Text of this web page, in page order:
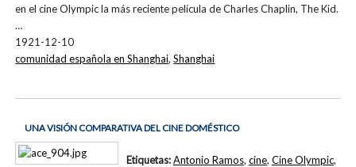
en el cine Olympic la más reciente película de Charles Chaplin, The Kid.
…
1921-12-10
comunidad española en Shanghai,Shanghai
UNA VISIÓN COMPARATIVA DEL CINE DOMÉSTICO
Etiquetas:Antonio Ramos, cine, Cine Olympic,